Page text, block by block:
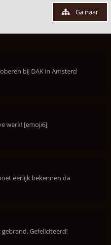
Ga naar
bij DAK in Amsterd
werk! [emoji6]
eerlijk bekennen da
Gefeliciteerd!